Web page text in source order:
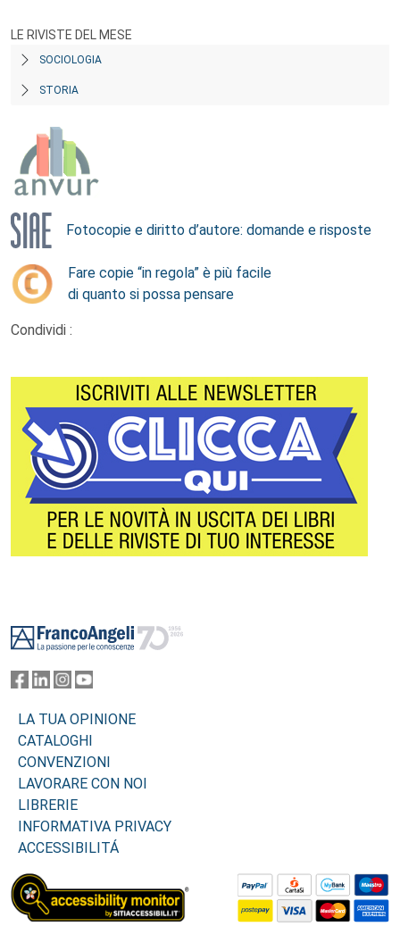
LE RIVISTE DEL MESE
SOCIOLOGIA
STORIA
Fotocopie e diritto d’autore: domande e risposte
Fare copie “in regola” è più facile
di quanto si possa pensare
Condividi :
LA TUA OPINIONE
CATALOGHI
CONVENZIONI
LAVORARE CON NOI
LIBRERIE
INFORMATIVA PRIVACY
ACCESSIBILITÁ